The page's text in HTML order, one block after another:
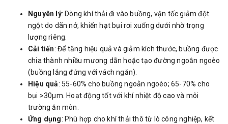
Nguyên lý: Dòng khí thải đi vào buồng, vận tốc giảm đột
ngột do dãn nở, khiến hạt bụi rơi xuống dưới nhờ trọng
lượng riêng.
Cải tiến: Để tăng hiệu quả và giảm kích thước, buồng được
chia thành nhiều mương dẫn hoặc tạo đường ngoằn ngoèo
(buồng lắng đứng với vách ngăn).
Hiệu quả: 55-60% cho buồng ngoằn ngoèo; 65-70% cho
bụi >30µm. Hoạt động tốt với khí nhiệt độ cao và môi
trường ăn mòn.
Ứng dụng: Phù hợp cho khí thải thô từ lò công nghiệp, kết